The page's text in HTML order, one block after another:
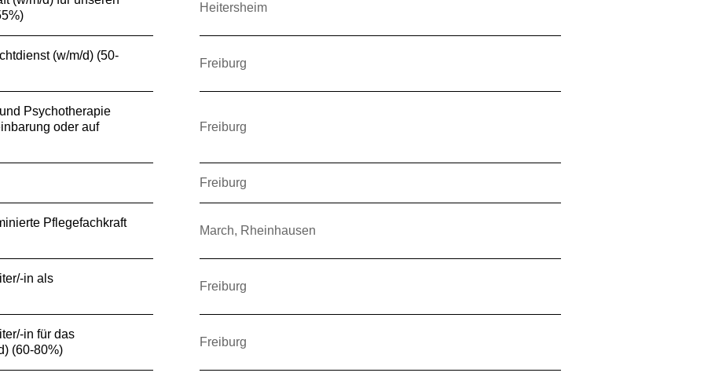
Heitersheim
(w/m/d) (50-
Freiburg
Psychotherapie
oder auf
Freiburg
Freiburg
Pflegefachkraft
March, Rheinhausen
in als
Freiburg
in für das
(60-80%)
Freiburg